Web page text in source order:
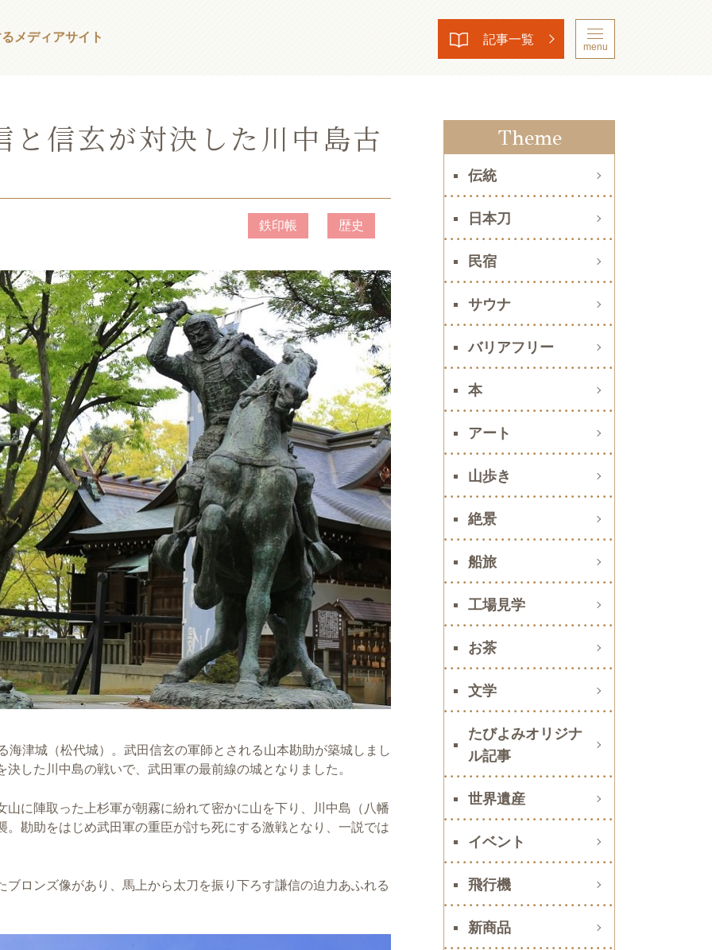
メディアサイト 記事一覧
menu
と信玄が対決した川中島古
鉄印帳 歴史
海津城（松代城）。武田信玄の軍師とされる山本勘助が築城しまし
した川中島の戦いで、武田軍の最前線の城となりました。
に陣取った上杉軍が朝霧に紛れて密かに山を下り、川中島（八幡
勘助をはじめ武田軍の重臣が討ち死にする激戦となり、一説では
ロンズ像があり、馬上から太刀を振り下ろす謙信の迫力あふれる
Theme
伝統
日本刀
民宿
サウナ
バリアフリー
本
アート
山歩き
絶景
船旅
工場見学
お茶
文学
たびよみオリジナ
ル記事
世界遺産
イベント
飛行機
新商品